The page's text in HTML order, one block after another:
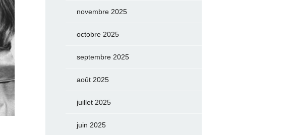
novembre 2025
octobre 2025
septembre 2025
août 2025
juillet 2025
juin 2025